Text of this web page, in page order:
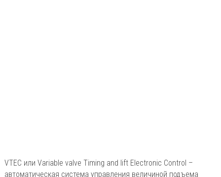
VTEC или Variable valve Timing and lift Electronic Control –
автоматическая система управления величиной подъема